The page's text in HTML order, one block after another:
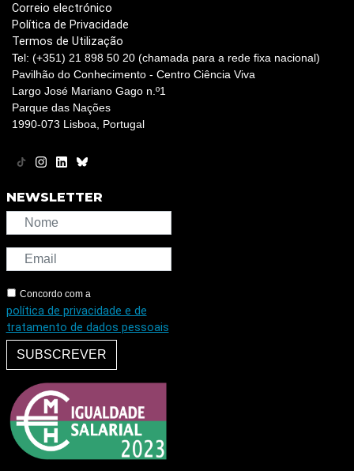
Correio electrónico
Política de Privacidade
Termos de Utilização
Tel: (+351) 21 898 50 20 (chamada para a rede fixa nacional)
Pavilhão do Conhecimento - Centro Ciência Viva
Largo José Mariano Gago n.º1
Parque das Nações
1990-073 Lisboa, Portugal
NEWSLETTER
Concordo com a
política de privacidade e de
tratamento de dados pessoais
SUBSCREVER